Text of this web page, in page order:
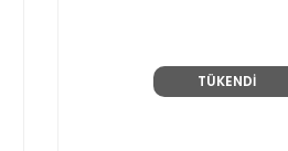
TÜKENDİ